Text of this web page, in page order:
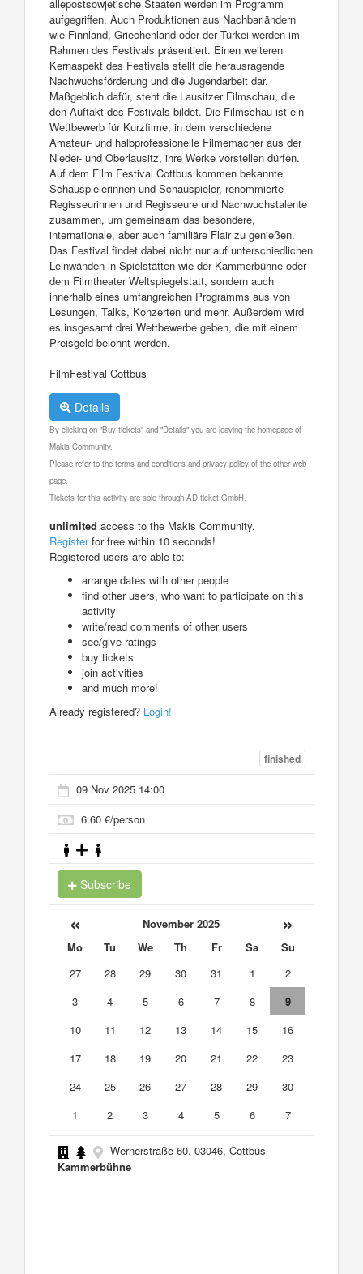
allepostsowjetische Staaten werden im Programm
aufgegriffen. Auch Produktionen aus Nachbarländern
wie Finnland, Griechenland oder der Türkei werden im
Rahmen des Festivals präsentiert. Einen weiteren
Kernaspekt des Festivals stellt die herausragende
Nachwuchsförderung und die Jugendarbeit dar.
Maßgeblich dafür, steht die Lausitzer Filmschau, die
den Auftakt des Festivals bildet. Die Filmschau ist ein
Wettbewerb für Kurzfilme, in dem verschiedene
Amateur- und halbprofessionelle Filmemacher aus der
Nieder- und Oberlausitz, ihre Werke vorstellen dürfen.
Auf dem Film Festival Cottbus kommen bekannte
Schauspielerinnen und Schauspieler, renommierte
Regisseurinnen und Regisseure und Nachwuchstalente
zusammen, um gemeinsam das besondere,
internationale, aber auch familiäre Flair zu genießen.
Das Festival findet dabei nicht nur auf unterschiedlichen
Leinwänden in Spielstätten wie der Kammerbühne oder
dem Filmtheater Weltspiegelstatt, sondern auch
innerhalb eines umfangreichen Programms aus von
Lesungen, Talks, Konzerten und mehr. Außerdem wird
es insgesamt drei Wettbewerbe geben, die mit einem
Preisgeld belohnt werden.
FilmFestival Cottbus
Details
By clicking on "Buy tickets" and "Details" you are leaving the homepage of
Makis Community.
Please refer to the terms and conditions and privacy policy of the other web
page.
Tickets for this activity are sold through AD ticket GmbH.
unlimited access to the Makis Community.
Registerfor free within 10 seconds!
Registered users are able to:
arrange dates with other people
find other users, who want to participate on this
activity
write/read comments of other users
see/give ratings
buy tickets
join activities
and much more!
Already registered? Login!
finished
09 Nov 2025 14:00
6.60 €/person
Subscribe
« November 2025 »
Mo Tu We Th Fr Sa
Su
27
28 29 30 31 1
2
3
4 5 6 7 8
9
10
11 12 13 14 15
16
17
18 19 20 21 22
23
24
25 26 27 28 29
30
1
2 3 4 5 6 7
Wernerstraße 60, 03046, Cottbus
Kammerbühne